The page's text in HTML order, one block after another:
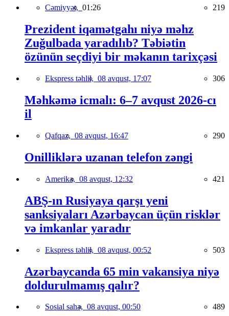
Cəmiyyət, 01:26 219
Prezident iqamətgahı niyə məhz
Zuğulbada yaradılıb? Təbiətin
özünün seçdiyi bir məkanın tarixçəsi
Ekspress təhlil, 08 avqust, 17:07 306
Məhkəmə icmalı: 6–7 avqust 2026-cı
il
Qafqaz, 08 avqust, 16:47 290
Onilliklərə uzanan telefon zəngi
Amerika, 08 avqust, 12:32 421
ABŞ-ın Rusiyaya qarşı yeni
sanksiyaları Azərbaycan üçün risklər
və imkanlar yaradır
Ekspress təhlil, 08 avqust, 00:52 503
Azərbaycanda 65 min vakansiya niyə
doldurulmamış qalır?
Sosial sahə, 08 avqust, 00:50 489